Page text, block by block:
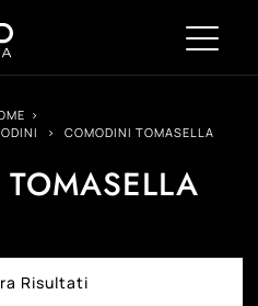
>
> COMODINI TOMASELLA
Risultati